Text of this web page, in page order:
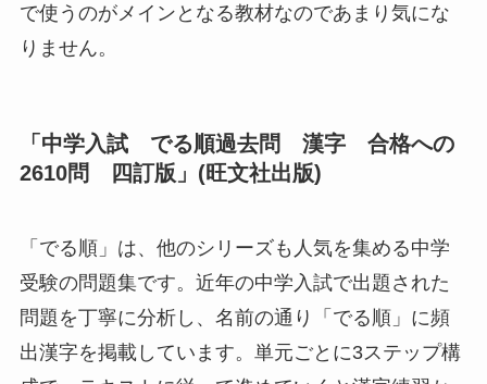
で使うのがメインとなる教材なのであまり気にな
りません。
「中学入試 でる順過去問 漢字 合格への
2610問 四訂版」(旺文社出版)
「でる順」は、他のシリーズも人気を集める中学
受験の問題集です。近年の中学入試で出題された
問題を丁寧に分析し、名前の通り「でる順」に頻
出漢字を掲載しています。単元ごとに3ステップ構